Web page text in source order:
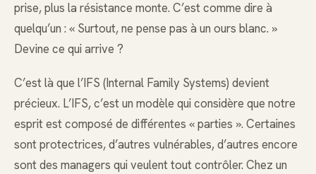
prise, plus la résistance monte. C’est comme dire à
quelqu’un : « Surtout, ne pense pas à un ours blanc. »
Devine ce qui arrive ?
C’est là que l’IFS (Internal Family Systems) devient
précieux. L’IFS, c’est un modèle qui considère que notre
esprit est composé de différentes « parties ». Certaines
sont protectrices, d’autres vulnérables, d’autres encore
sont des managers qui veulent tout contrôler. Chez un